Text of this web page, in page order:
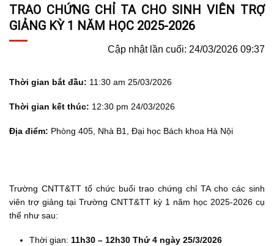
TRAO CHỨNG CHỈ TA CHO SINH VIÊN TRỢ
GIẢNG KỲ 1 NĂM HỌC 2025-2026
Cập nhật lần cuối: 24/03/2026 09:37
Thời gian bắt đầu: 11:30 am 25/03/2026
Thời gian kết thúc: 12:30 pm 24/03/2026
Địa điểm: Phòng 405, Nhà B1, Đại học Bách khoa Hà Nội
Trường CNTT&TT tổ chức buổi trao chứng chỉ TA cho các sinh
viên trợ giảng tại Trường CNTT&TT kỳ 1 năm học 2025-2026 cụ
thể như sau:
Thời gian:11h30 – 12h30 Thứ 4 ngày 25/3/2026